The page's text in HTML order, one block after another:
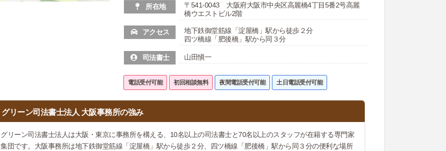
所在地
〒541-0043 大阪府大阪市中央区高麗橋4丁目5番2号高麗
橋ウエストビル2階
アクセス
地下鉄御堂筋線「淀屋橋」駅から徒歩２分
四ツ橋線「肥後橋」駅から同３分
司法書士 山田愼一
電話受付可能 初回相談無料 夜間電話受付可能 土日電話受付可能
グリーン司法書士法人 大阪事務所の強み
グリーン司法書士法人は大阪・東京に事務所を構える、10名以上の司法書士と70名以上のスタッフが在籍する専門家
集団です。大阪事務所は地下鉄御堂筋線「淀屋橋」駅から徒歩２分、四ツ橋線「肥後橋」駅から同３分の便利な場所